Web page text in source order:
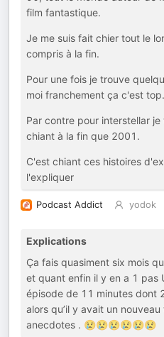
film fantastique.
Je me suis fait chier tout le
compris à la fin.
Pour une fois je trouve
moi franchement ça c'est top.
Par contre pour interstellar
chiant à la fin que 2001.
C'est chiant ces histoires
l'expliquer
Podcast Addict yodok
Explications
Ça fais quasiment six mois
et quant enfin il y en a 1 pas
épisode de 11 minutes dont
alors qu’il y avait un
anecdotes . 😢😢😢😢😢😢